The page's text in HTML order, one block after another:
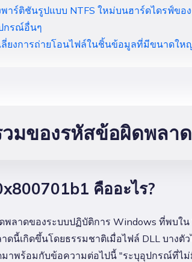
พาร์ติชันรูปแบบ NTFS ใหม่บนฮาร์ดไดรฟ์ขอ
กรณ์อื่นๆ
ลี่ยงการถ่ายโอนไฟล์ในชิ้นข้อมูลที่มีขนาดให
มของรหัสข้อผิดพลา
คืออะไร?
ลาดของระบบปฏิบัติการ Windows ที่พบใ
ดนี้เกิดขึ้นโดยธรรมชาติเมื่อไฟล์ DLL บางตั
าพร้อมกับข้อความต่อไปนี้ "ระบุอุปกรณ์ที่ไม่